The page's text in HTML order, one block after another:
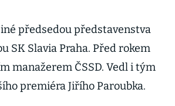
předsedou představenstva
SK Slavia Praha. Před rokem
manažerem ČSSD. Vedl i tým
premiéra Jiřího Paroubka.